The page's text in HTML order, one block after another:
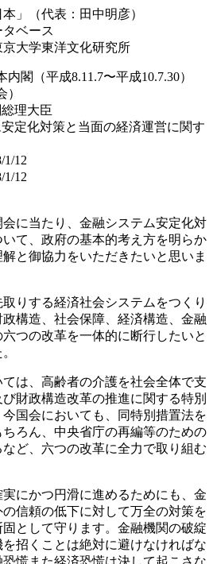
」（代表：田中明彦）
ベース
大学東洋文化研究所
閣（平成8.11.7〜平成10.7.30）
理大臣
定化対策と当面の経済運営に関す
12
12
に当たり、金融システム安定化対
て、政府の基本的考え方を明らか
と御協力をいただきたいと思いま
りする経済社会システムをつくり
政構造、社会保障、経済構造、金融
つの改革を一体的に断行したいと
は、高齢者の介護を社会全体で支
財政構造改革の推進に関する特別
国会においても、同特別措置法を
ろん、中央省庁の再編等のための
ど、六つの改革に全力で取り組む
にかつ円滑に進めるためにも、金
信頼の低下に対して万全の対策を
として守ります。金融機関の破綻
招くことは絶対に避けなければな
慌また経済恐慌は決して起こさな